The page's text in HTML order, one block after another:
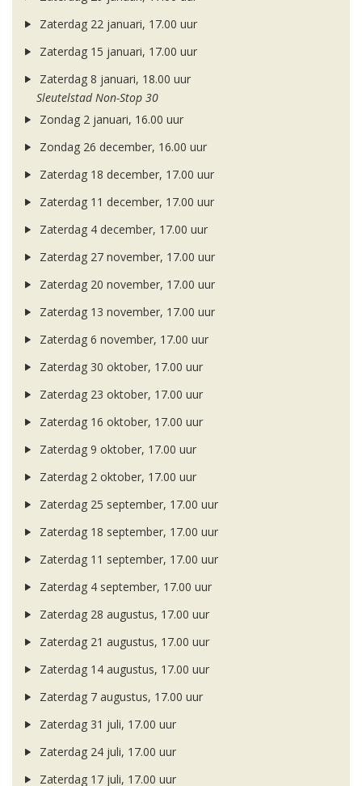
Zaterdag 22 januari, 17.00 uur
Zaterdag 15 januari, 17.00 uur
Zaterdag 8 januari, 18.00 uur
Sleutelstad Non-Stop 30
Zondag 2 januari, 16.00 uur
Zondag 26 december, 16.00 uur
Zaterdag 18 december, 17.00 uur
Zaterdag 11 december, 17.00 uur
Zaterdag 4 december, 17.00 uur
Zaterdag 27 november, 17.00 uur
Zaterdag 20 november, 17.00 uur
Zaterdag 13 november, 17.00 uur
Zaterdag 6 november, 17.00 uur
Zaterdag 30 oktober, 17.00 uur
Zaterdag 23 oktober, 17.00 uur
Zaterdag 16 oktober, 17.00 uur
Zaterdag 9 oktober, 17.00 uur
Zaterdag 2 oktober, 17.00 uur
Zaterdag 25 september, 17.00 uur
Zaterdag 18 september, 17.00 uur
Zaterdag 11 september, 17.00 uur
Zaterdag 4 september, 17.00 uur
Zaterdag 28 augustus, 17.00 uur
Zaterdag 21 augustus, 17.00 uur
Zaterdag 14 augustus, 17.00 uur
Zaterdag 7 augustus, 17.00 uur
Zaterdag 31 juli, 17.00 uur
Zaterdag 24 juli, 17.00 uur
Zaterdag 17 juli, 17.00 uur